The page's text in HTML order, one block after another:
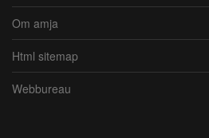
Om amja
Html sitemap
Webbureau